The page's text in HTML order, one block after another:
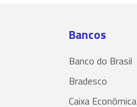
Bancos
Banco do Brasil
Bradesco
Caixa Econômica